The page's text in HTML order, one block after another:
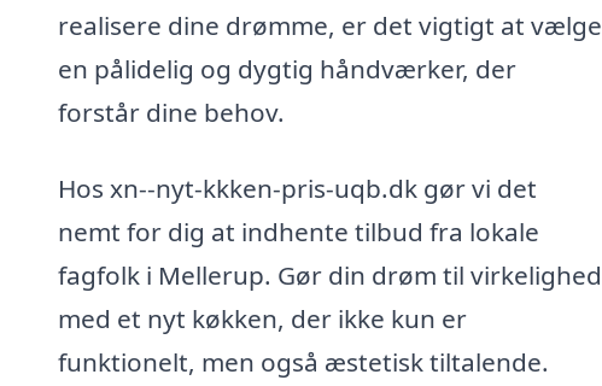
realisere dine drømme, er det vigtigt at vælge
en pålidelig og dygtig håndværker, der
forstår dine behov.
Hos xn--nyt-kkken-pris-uqb.dk gør vi det
nemt for dig at indhente tilbud fra lokale
fagfolk i Mellerup. Gør din drøm til virkelighed
med et nyt køkken, der ikke kun er
funktionelt, men også æstetisk tiltalende.